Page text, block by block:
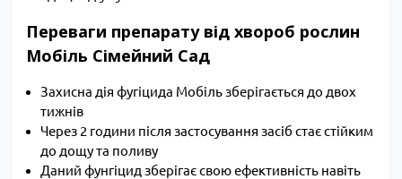
Переваги препарату від хвороб рослин
Мобіль Сімейний Сад
Захисна дія фугіцида Мобіль зберігається до двох
тижнів
Через 2 години після застосування засіб стає стійким
до дощу та поливу
Даний фунгіцид зберігає свою ефективність навіть